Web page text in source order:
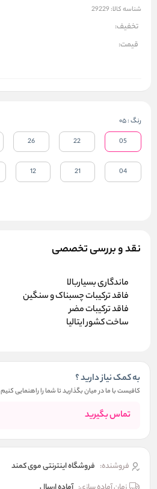
شناسه کالا: 29229
تخفیف:
قیمت:
نقد و بررسی تخصصی
ماندگاری بسیاربالا
فاقد ترکیبات چسبناک و سنگین
فاقد ترکیبات مضر
ساخت کشور ایتالیا
به کمک نیاز دارید ؟
کافیست با ما در میان بگذارید تا شما را راهنمایی کنیم
تماس بگیرید
فروشنده: فروشگاه اینترنتی موی کمند
رنگ:
05
05
22
26
04
21
12